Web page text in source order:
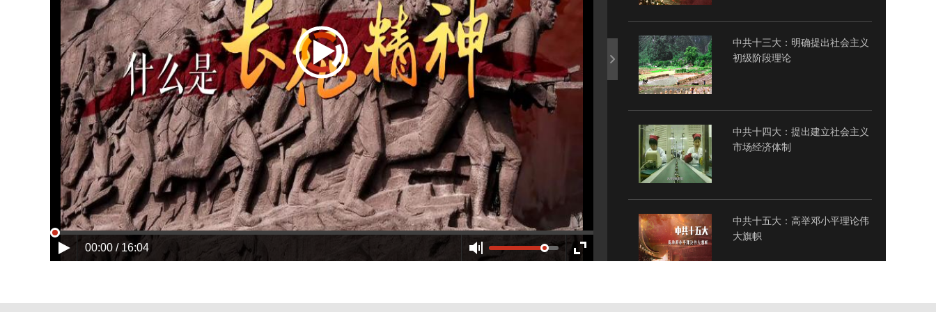
00:00 / 16:04
中共十三大：明确提出社会主义
初级阶段理论
中共十四大：提出建立社会主义
市场经济体制
中共十五大：高举邓小平理论伟
大旗帜